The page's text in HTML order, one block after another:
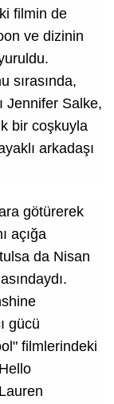
filmin de
ve dizinin
sırasında,
Jennifer Salke,
bir coşkuyla
arkadaşı
götürerek
açığa
da Nisan
gücü
filmlerindeki